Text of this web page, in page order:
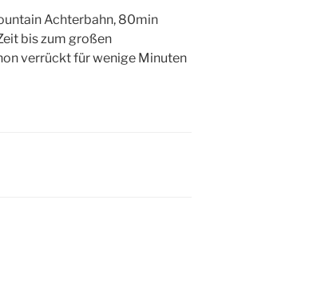
Achterbahn, 80min
bis zum großen
verrückt für wenige Minuten